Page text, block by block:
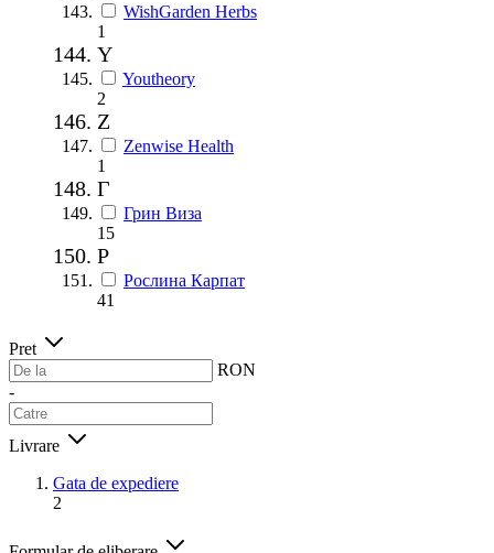
WishGarden Herbs
1
Y
Youtheory
2
Z
Zenwise Health
1
Г
Грин Виза
15
Р
Рослина Карпат
41
Pret
RON
-
Livrare
Gata de expediere
2